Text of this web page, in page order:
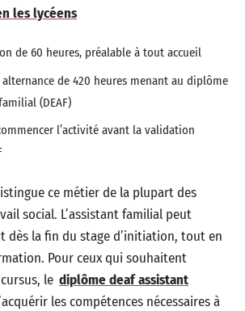
les lycéens
de 60 heures, préalable à tout accueil
de 420 heures menant au diplôme
(DEAF)
l’activité avant la validation
ce métier de la plupart des
social. L’assistant familial peut
dès la fin du stage d’initiation, tout en
Pour ceux qui souhaitent
le diplôme deaf assistant
les compétences nécessaires à